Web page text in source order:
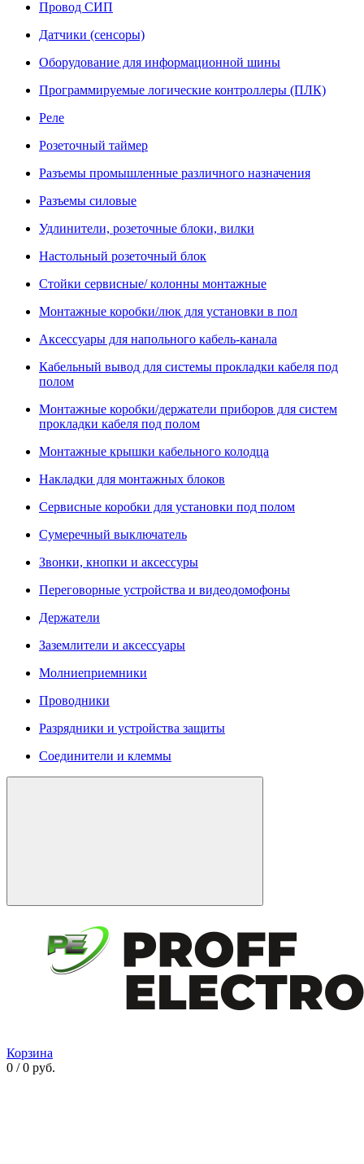
Провод СИП
Датчики (сенсоры)
Оборудование для информационной шины
Программируемые логические контроллеры (ПЛК)
Реле
Розеточный таймер
Разъемы промышленные различного назначения
Разъемы силовые
Удлинители, розеточные блоки, вилки
Настольный розеточный блок
Стойки сервисные/ колонны монтажные
Монтажные коробки/люк для установки в пол
Аксессуары для напольного кабель-канала
Кабельный вывод для системы прокладки кабеля под
полом
Монтажные коробки/держатели приборов для систем
прокладки кабеля под полом
Монтажные крышки кабельного колодца
Накладки для монтажных блоков
Сервисные коробки для установки под полом
Сумеречный выключатель
Звонки, кнопки и аксессуры
Переговорные устройства и видеодомофоны
Держатели
Заземлители и аксессуары
Молниеприемники
Проводники
Разрядники и устройства защиты
Соединители и клеммы
Корзина
0 / 0 руб.